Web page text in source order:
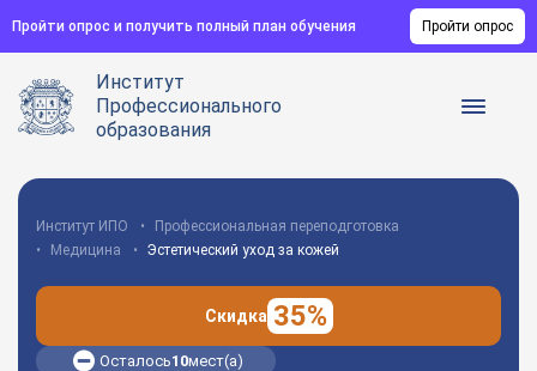
Пройти опрос и получить полный план обучения Пройти опрос
Институт
Профессионального
образования
Институт ИПО
Профессиональная переподготовка
Медицина
Эстетический уход за кожей
Скидка 35%
Осталось10мест(а)